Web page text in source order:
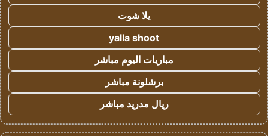
يلا شوت
yalla shoot
مباريات اليوم مباشر
برشلونة مباشر
ريال مدريد مباشر